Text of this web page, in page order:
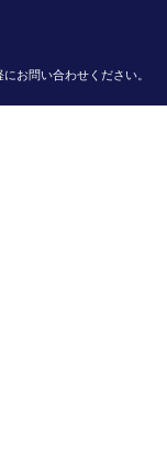
お問い合わせください。